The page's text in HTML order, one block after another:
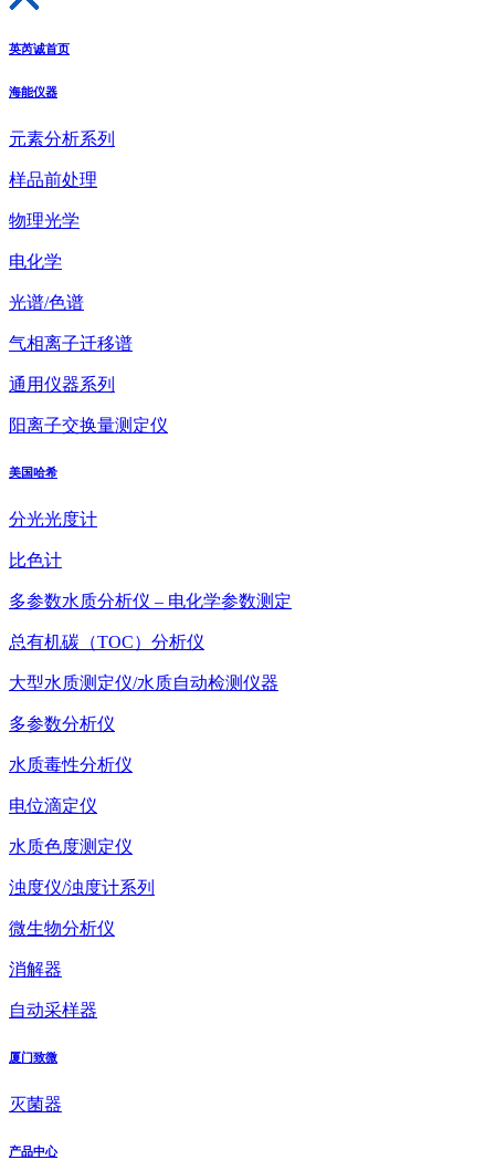
英芮诚首页
海能仪器
元素分析系列
样品前处理
物理光学
电化学
光谱/色谱
气相离子迁移谱
通用仪器系列
阳离子交换量测定仪
美国哈希
分光光度计
比色计
多参数水质分析仪 – 电化学参数测定
总有机碳（TOC）分析仪
大型水质测定仪/水质自动检测仪器
多参数分析仪
水质毒性分析仪
电位滴定仪
水质色度测定仪
浊度仪/浊度计系列
微生物分析仪
消解器
自动采样器
厦门致微
灭菌器
产品中心